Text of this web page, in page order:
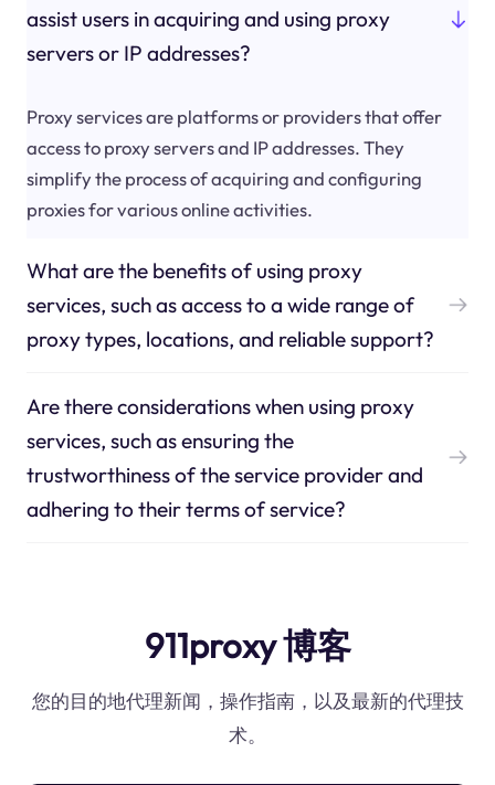
assist users in acquiring and using proxy
servers or IP addresses?
Proxy services are platforms or providers that offer
access to proxy servers and IP addresses. They
simplify the process of acquiring and configuring
proxies for various online activities.
What are the benefits of using proxy
services, such as access to a wide range of
proxy types, locations, and reliable support?
Are there considerations when using proxy
services, such as ensuring the
trustworthiness of the service provider and
adhering to their terms of service?
911proxy 博客
您的目的地代理新闻，操作指南，以及最新的代理技
术。